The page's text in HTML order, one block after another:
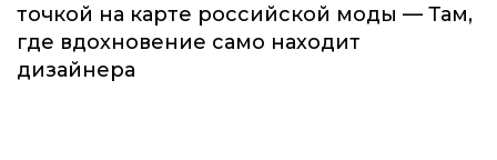
точкой на карте российской моды — Там,
где вдохновение само находит
дизайнера